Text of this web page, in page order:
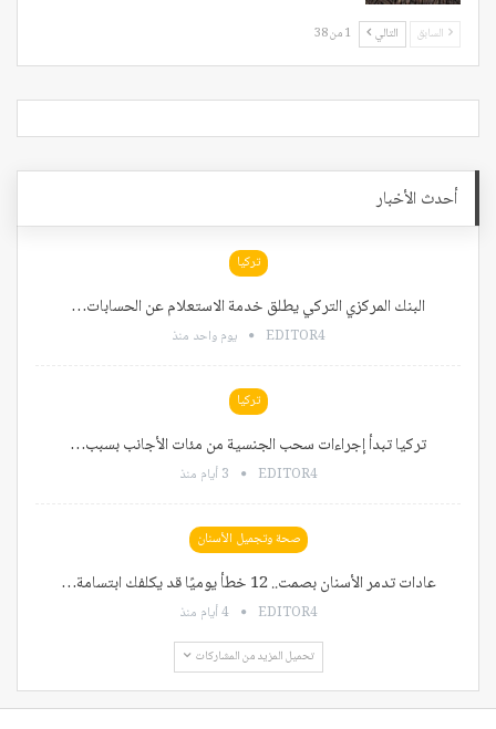
السابق التالي 1 من 38
أحدث الأخبار
تركيا
البنك المركزي التركي يطلق خدمة الاستعلام عن الحسابات…
EDITOR4 يوم واحد منذ
تركيا
تركيا تبدأ إجراءات سحب الجنسية من مئات الأجانب بسبب…
EDITOR4 3 أيام منذ
صحة وتجميل الأسنان
عادات تدمر الأسنان بصمت.. 12 خطأ يوميًا قد يكلفك ابتسامة…
EDITOR4 4 أيام منذ
تحميل المزيد من المشاركات